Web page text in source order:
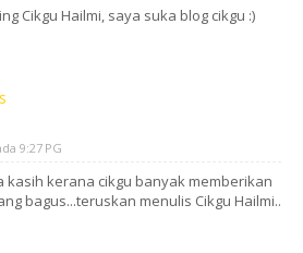
Cikgu Hailmi, saya suka blog cikgu :)
9:27 PG
kasih kerana cikgu banyak memberikan
bagus...teruskan menulis Cikgu Hailmi..